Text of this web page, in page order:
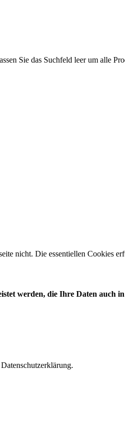
Sie das Suchfeld leer um alle
nicht. Die essentiellen Cookies
werden, die Ihre Daten auch